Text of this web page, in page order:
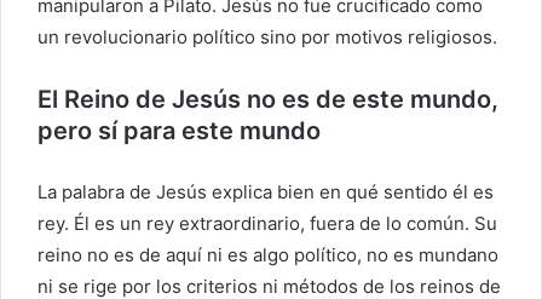
manipularon a Pilato. Jesús no fue crucificado como
un revolucionario político sino por motivos religiosos.
El Reino de Jesús no es de este mundo,
pero sí para este mundo
La palabra de Jesús explica bien en qué sentido él es
rey. Él es un rey extraordinario, fuera de lo común. Su
reino no es de aquí ni es algo político, no es mundano
ni se rige por los criterios ni métodos de los reinos de